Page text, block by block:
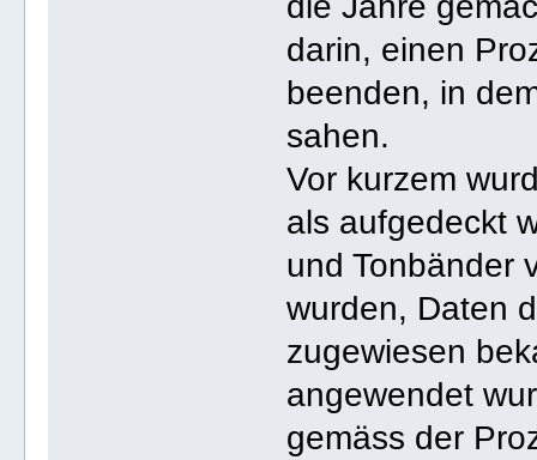
darin, einen
beenden, in
sahen.
Vor kurzem
als aufgedeckt
und Tonbänder
wurden, Daten
zugewiesen
angewendet
gemäss der